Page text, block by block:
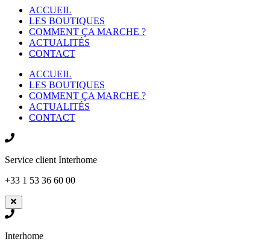
ACCUEIL
LES BOUTIQUES
COMMENT ÇA MARCHE ?
ACTUALITÉS
CONTACT
ACCUEIL
LES BOUTIQUES
COMMENT ÇA MARCHE ?
ACTUALITÉS
CONTACT
Service client Interhome
+33 1 53 36 60 00
Interhome